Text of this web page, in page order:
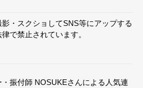
・スクショしてSNS等にアップする
で禁止されています。
・振付師 NOSUKEさんによる人気連